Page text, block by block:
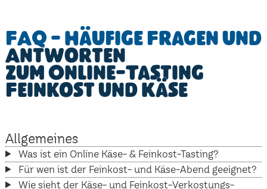
FAQ - Häufige Fragen und
Antworten
zum Online-Tasting
Feinkost und Käse
Allgemeines
Was ist ein Online Käse- & Feinkost-Tasting?
Für wen ist der Feinkost- und Käse-Abend geeignet?
Wie sieht der Käse- und Feinkost-Verkostungs-